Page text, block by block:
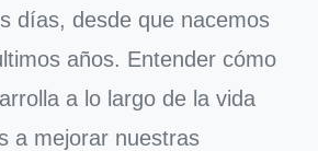
días, desde que nacemos
años. Entender cómo
a lo largo de la vida
a mejorar nuestras